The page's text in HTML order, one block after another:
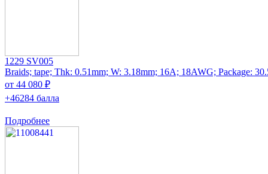
1229 SV005
Braids; tape; Thk: 0.51mm; W: 3.18mm; 16A; 18AWG; Package:
от 44 080 ₽
+46284 балла
Подробнее